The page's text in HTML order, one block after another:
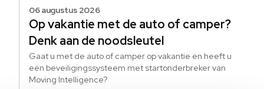
06 augustus 2026
Op vakantie met de auto of camper?
Denk aan de noodsleutel
Gaat u met de auto of camper op vakantie en heeft u
een beveiligingssysteem met startonderbreker van
Moving Intelligence?